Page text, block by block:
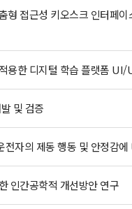
형 접근성 키오스크 인터페
용한 디지털 학습 플랫폼 UI/
및 검증
자의 제동 행동 및 안정감에
인간공학적 개선방안 연구